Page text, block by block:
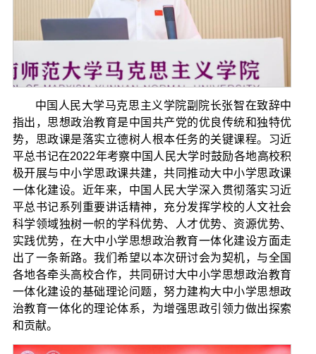
中国人民大学马克思主义学院副院长张智在致辞中
指出，思想政治教育是中国共产党的优良传统和独特优
势，思政课是落实立德树人根本任务的关键课程。习近
平总书记在2022年考察中国人民大学时鼓励各地高校积
极开展与中小学思政课共建，共同推动大中小学思政课
一体化建设。近年来，中国人民大学深入贯彻落实习近
平总书记系列重要讲话精神，充分发挥学校的人文社会
科学领域独树一帜的学科优势、人才优势、资源优势、
实践优势，在大中小学思想政治教育一体化建设方面走
出了一条新路。我们希望以本次研讨会为契机，与全国
各地各牵头高校合作，共同研讨大中小学思想政治教育
一体化建设的基础理论问题，努力建构大中小学思想政
治教育一体化的理论体系，为增强思政引领力做出探索
和贡献。